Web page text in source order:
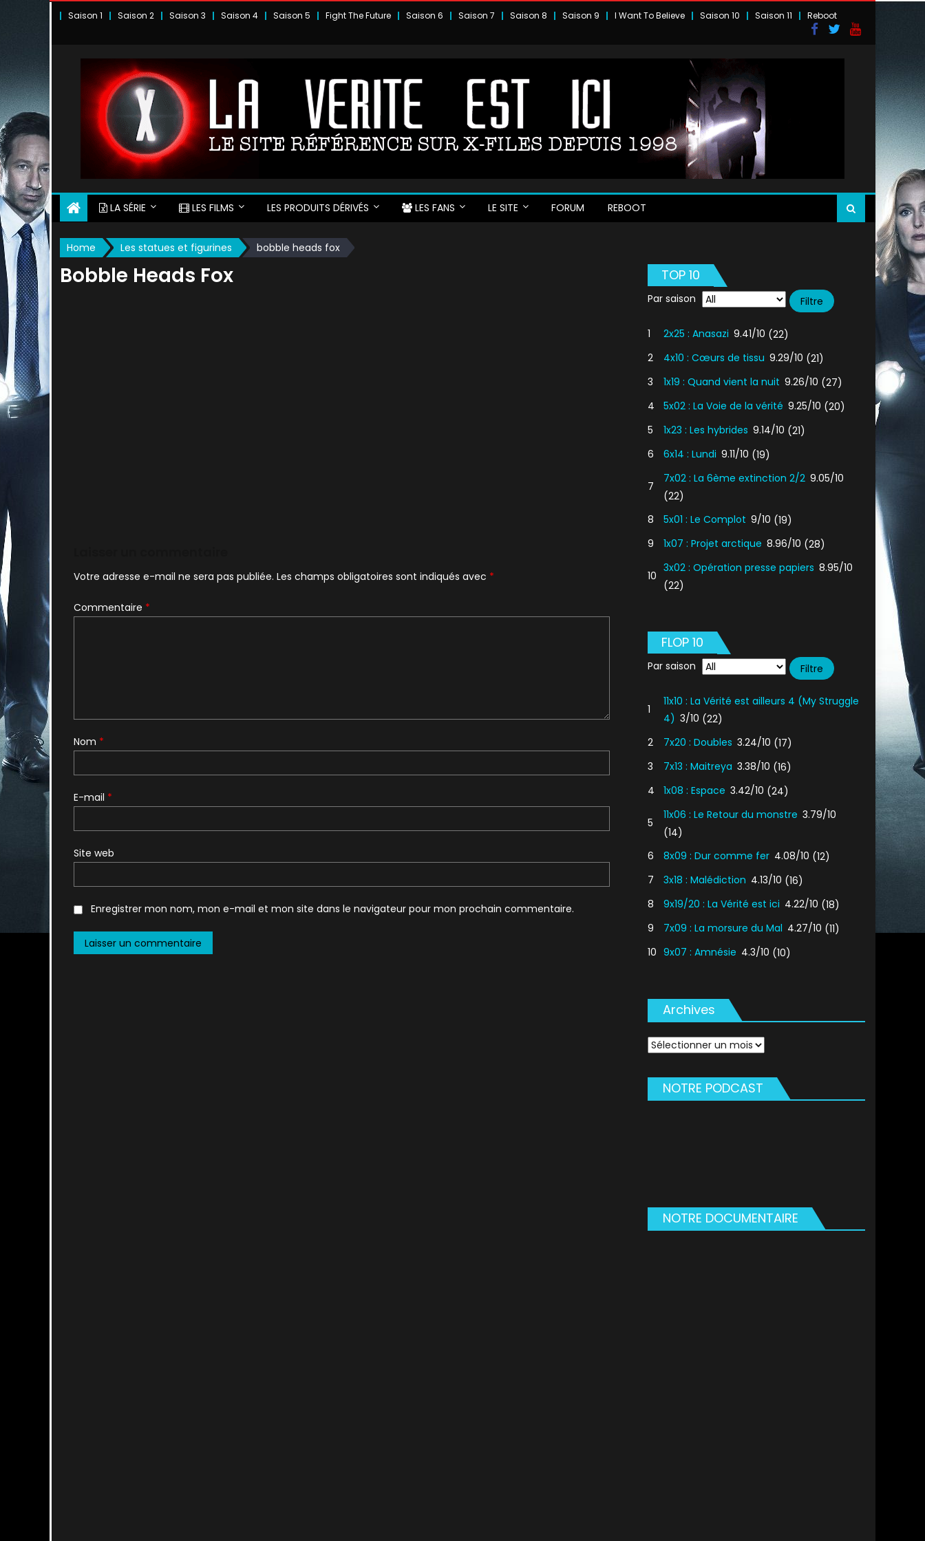
Saison 1 Saison 2 Saison 3 Saison 4 Saison 5 Fight The Future Saison 6 Saison 7 Saison 8 Saison 9 I Want To Believe Saison 10 Saison 11 Reboot
LA SÉRIE LES FILMS LES PRODUITS DÉRIVÉS LES FANS LE SITE FORUM REBOOT
Home Les statues et figurines bobble heads fox
Bobble Heads Fox
Votre adresse e-mail ne sera pas publiée. Les champs obligatoires sont indiqués avec *
Commentaire *
Nom *
E-mail *
Site web
Enregistrer mon nom, mon e-mail et mon site dans le navigateur pour mon prochain commentaire.
TOP 10
Par saison
1 2x25 : Anasazi 9.41/10 (22)
2
4x10 : Cœurs de tissu 9.29/10 (21)
3
1x19 : Quand vient la nuit 9.26/10 (27)
4
5x02 : La Voie de la vérité 9.25/10 (20)
5
1x23 : Les hybrides 9.14/10 (21)
6
6x14 : Lundi 9.11/10 (19)
7
7x02 : La 6ème extinction 2/2 9.05/10
(22)
8
5x01 : Le Complot 9/10 (19)
9
1x07 : Projet arctique 8.96/10 (28)
10
3x02 : Opération presse papiers 8.95/10
(22)
FLOP 10
Par saison
1
11x10 : La Vérité est ailleurs 4 (My Struggle
4) 3/10 (22)
2
7x20 : Doubles 3.24/10 (17)
3
7x13 : Maitreya 3.38/10 (16)
4
1x08 : Espace 3.42/10 (24)
5
11x06 : Le Retour du monstre 3.79/10
(14)
6
8x09 : Dur comme fer 4.08/10 (12)
7
3x18 : Malédiction 4.13/10 (16)
8
9x19/20 : La Vérité est ici 4.22/10 (18)
9
7x09 : La morsure du Mal 4.27/10 (11)
10 9x07 : Amnésie 4.3/10 (10)
Archives
Archives
NOTRE PODCAST
NOTRE DOCUMENTAIRE